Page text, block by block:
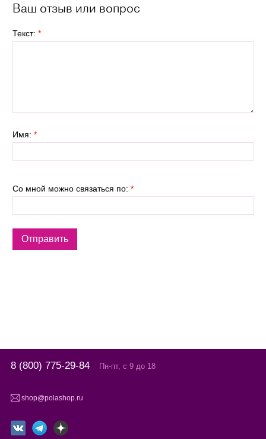
Ваш отзыв или вопрос
Текст: *
Имя: *
Со мной можно связаться по: *
8 (800) 775-29-84 Пн-пт, с 9 до 18
shop@polashop.ru